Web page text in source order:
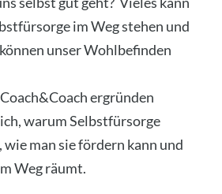
im Weg ste­hen und
unser Wohl­be­fin­den
ergrün­den
war­um Selbst­für­sor­ge
man sie för­dern kann und
Weg räumt.